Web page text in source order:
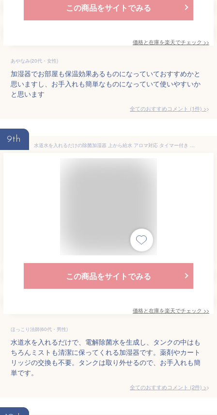
この商品をサイトでみる
価格と在庫を楽天でチェック >>
あやなみ(20代・女性)
加湿器でお部屋も保温効果あるものになっていておすすめかと
思いますし、お手入れも簡単なものになっていて使いやすいか
と思います
全てのおすすめコメント (1件) >
9th
水道水を入れるだけの除菌加湿器 上から給水 アロマ対応 タイマー付き 大容量4.5L お手入れ簡単 静音 省エネ 卓上 床置き リビング 寝室 ベッドサイド オフィス デスク用 小型 コンパクト おしゃれ 超音波加湿器 超音波式加湿器
この商品をサイトでみる
価格と在庫を楽天でチェック >>
ほっこり法師(60代・男性)
水道水を入れるだけで、電解除菌水を生成し、タンクの中はも
ちろんミストも清潔に保ってくれる加湿器です。薬剤やカート
リッジの交換も不要。タンクは取り外せるので、お手入れも簡
単です。
全てのおすすめコメント (2件) >